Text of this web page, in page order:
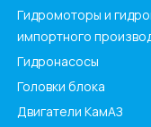
Гидромоторы и
импортного
Гидронасосы
Головки блока
Двигатели КамАЗ